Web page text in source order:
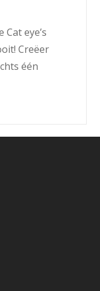
eye’s
Creëer
één